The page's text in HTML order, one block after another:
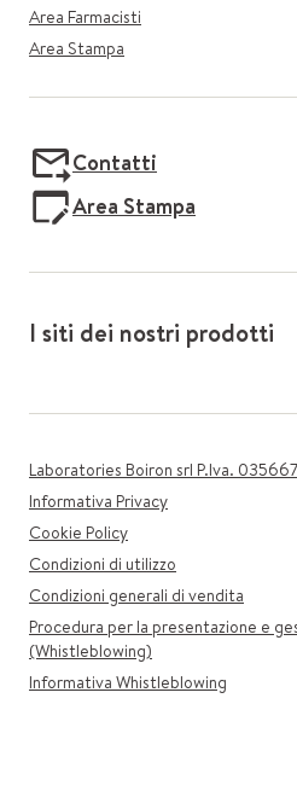
Area Farmacisti
Area Stampa
Contatti
Area Stampa
I siti dei nostri prodotti
Laboratories Boiron srl P.Iva.
Informativa Privacy
Cookie Policy
Condizioni di utilizzo
Condizioni generali di vendita
Procedura per la presentazione e
(Whistleblowing)
Informativa Whistleblowing